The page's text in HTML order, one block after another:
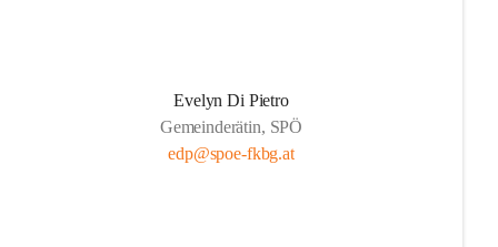
Evelyn Di Pietro
Gemeinderätin, SPÖ
edp@spoe-fkbg.at